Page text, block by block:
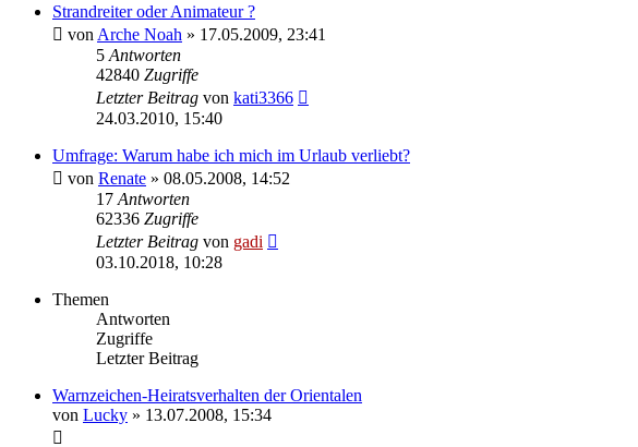
Strandreiter oder Animateur ?
von Arche Noah » 17.05.2009, 23:41
5 Antworten
42840 Zugriffe
Letzter Beitrag von kati3366
24.03.2010, 15:40
Umfrage: Warum habe ich mich im Urlaub verliebt?
von Renate » 08.05.2008, 14:52
17 Antworten
62336 Zugriffe
Letzter Beitrag von gadi
03.10.2018, 10:28
Themen
Antworten
Zugriffe
Letzter Beitrag
Warnzeichen-Heiratsverhalten der Orientalen
von Lucky » 13.07.2008, 15:34